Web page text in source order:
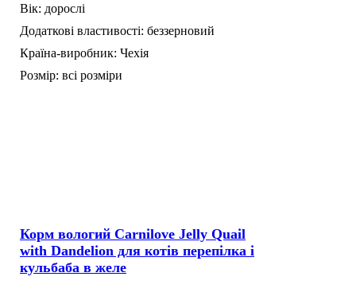
Вік: дорослі
Додаткові властивості: беззерновий
Країна-виробник: Чехія
Розмір: всі розміри
Корм вологий Carnilove Jelly Quail
with Dandelion для котів перепілка і
кульбаба в желе